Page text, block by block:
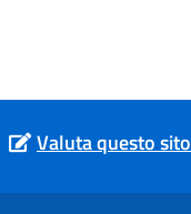
Valuta questo sito